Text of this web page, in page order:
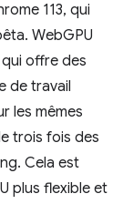
113, qui
WebGPU
offre des
de travail
les mêmes
trois fois des
Cela est
plus flexible et